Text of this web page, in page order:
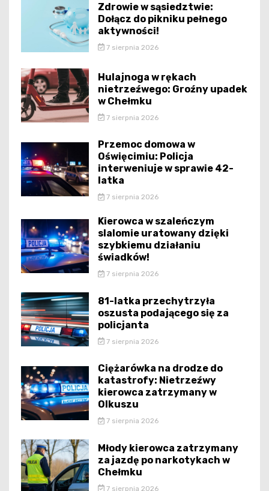
Zdrowie w sąsiedztwie:
Dołącz do pikniku pełnego
aktywności!
7 sierpnia 2026
Hulajnoga w rękach
nietrzeźwego: Groźny upadek
w Chełmku
7 sierpnia 2026
Przemoc domowa w
Oświęcimiu: Policja
interweniuje w sprawie 42-
latka
7 sierpnia 2026
Kierowca w szaleńczym
slalomie uratowany dzięki
szybkiemu działaniu
świadków!
7 sierpnia 2026
81-latka przechytrzyła
oszusta podającego się za
policjanta
7 sierpnia 2026
Ciężarówka na drodze do
katastrofy: Nietrzeźwy
kierowca zatrzymany w
Olkuszu
7 sierpnia 2026
Młody kierowca zatrzymany
za jazdę po narkotykach w
Chełmku
7 sierpnia 2026